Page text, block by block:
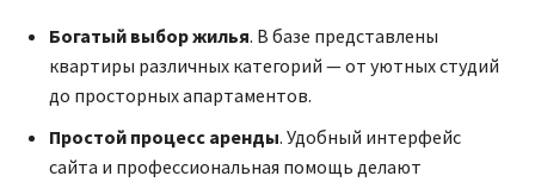
Богатый выбор жилья. В базе представлены
квартиры различных категорий — от уютных студий
до просторных апартаментов.
Простой процесс аренды. Удобный интерфейс
сайта и профессиональная помощь делают